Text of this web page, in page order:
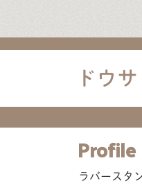
ドウサ
Profile
ラバースタ